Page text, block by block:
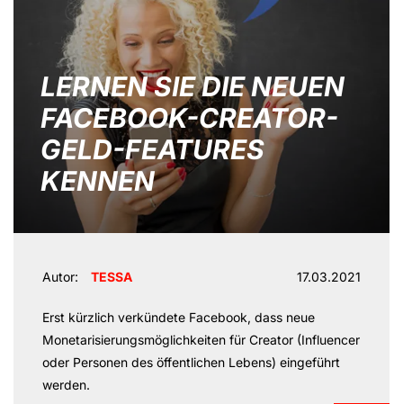
LERNEN SIE DIE NEUEN
FACEBOOK-CREATOR-
GELD-FEATURES
KENNEN
Autor: TESSA 17.03.2021
Erst kürzlich verkündete Facebook, dass neue
Monetarisierungsmöglichkeiten für Creator (Influencer
oder Personen des öffentlichen Lebens) eingeführt
werden.